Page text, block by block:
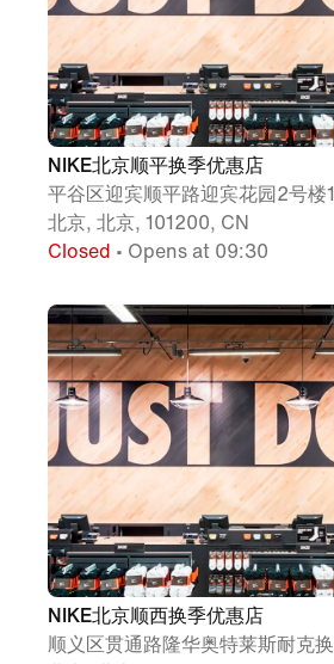
NIKE北京顺平换季优惠店
平谷区迎宾顺平路迎宾花园2号楼
北京, 北京, 101200, CN
Closed • Opens at 09:30
NIKE北京顺西换季优惠店
顺义区贯通路隆华奥特莱斯耐克